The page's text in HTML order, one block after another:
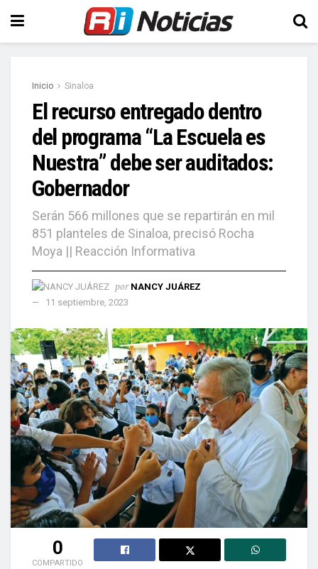
Inicio Sinaloa
El recurso entregado dentro
del programa “La Escuela es
Nuestra” debe ser auditados:
Gobernador
Serán 566 millones que se repartirán en mil
851 planteles de Sinaloa, precisó Rocha
Moya || Reacción Informativa
por NANCY JUÁREZ
11 septiembre, 2023
0
COMPARTIDO